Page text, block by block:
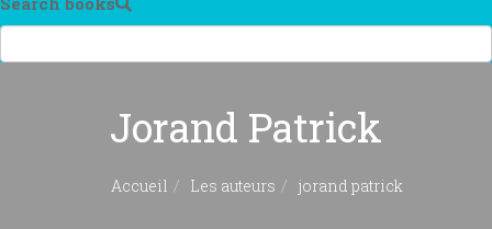
Jorand Patrick
Accueil Les auteurs jorand patrick